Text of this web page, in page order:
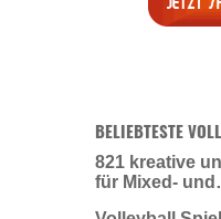
BELIEBTESTE
821 kreative
für Mixed-